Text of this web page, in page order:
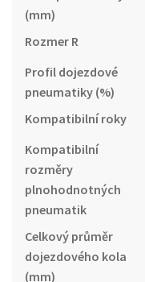
(mm)
Rozmer R
Profil dojezdové
pneumatiky (%)
Kompatibilní roky
Kompatibilní
rozměry
plnohodnotných
pneumatik
Celkový průměr
dojezdového kola
(mm)